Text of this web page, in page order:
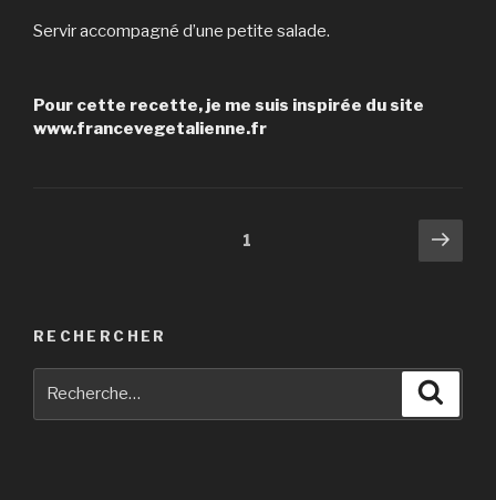
Servir accompagné d’une petite salade.
Pour cette recette, je me suis inspirée du site
www.francevegetalienne.fr
1
RECHERCHER